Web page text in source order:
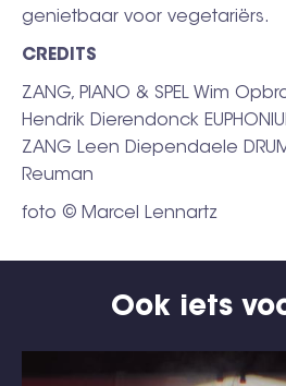
genietbaar voor vegetariërs.
CREDITS
ZANG, PIANO & SPEL Wim
Hendrik Dierendonck
ZANG Leen Diependaele
Reuman
foto © Marcel Lennartz
Ook iets